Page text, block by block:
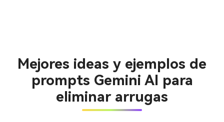
Mejores ideas y ejemplos de
prompts Gemini AI para
eliminar arrugas